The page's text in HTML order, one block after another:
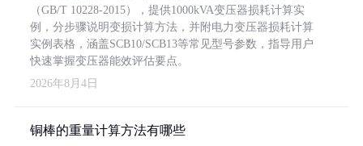
（GB/T 10228-2015），提供1000kVA变压器损耗计算实
例，分步骤说明变损计算方法，并附电力变压器损耗计算
实例表格，涵盖SCB10/SCB13等常见型号参数，指导用户
快速掌握变压器能效评估要点。
2026年8月4日
铜棒的重量计算方法有哪些